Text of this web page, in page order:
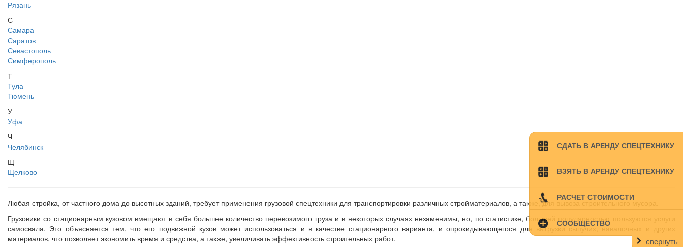
СДАТЬ В АРЕНДУ СПЕЦТЕХНИКУ
ВЗЯТЬ В АРЕНДУ СПЕЦТЕХНИКУ
РАСЧЕТ СТОИМОСТИ
СООБЩЕСТВО
свернуть
Рязань
С
Самара
Саратов
Севастополь
Симферополь
Т
Тула
Тюмень
У
Уфа
Ч
Челябинск
Щ
Щелково
Любая стройка, от частного дома до высотных зданий, требует применения грузовой спецтехники для транспортировки различных стройматериалов, а также, для вывоза строительного мусора.
Грузовики со стационарным кузовом вмещают в себя большее количество перевозимого груза и в некоторых случаях незаменимы, но, по статистике, большей популярностью пользуются услуги
самосвала. Это объясняется тем, что его подвижной кузов может использоваться и в качестве стационарного варианта, и опрокидывающегося для выгрузки сыпучих, навалочных и других
материалов, что позволяет экономить время и средства, а также, увеличивать эффективность строительных работ.